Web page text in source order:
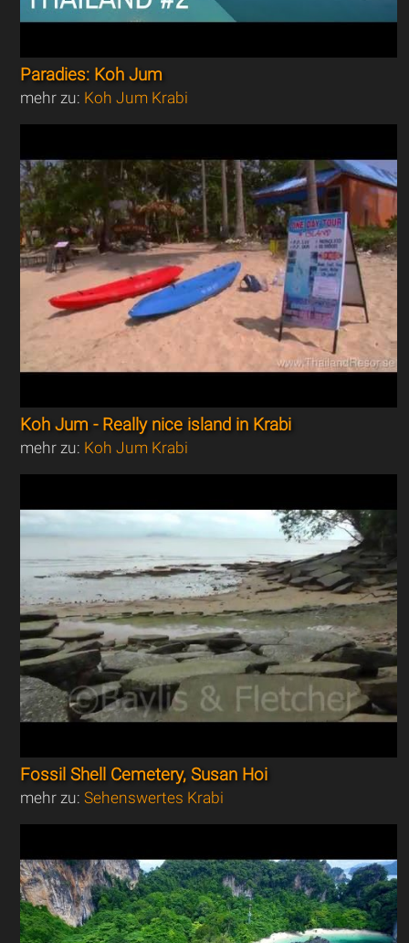
Paradies: Koh Jum
mehr zu: Koh Jum Krabi
Koh Jum - Really nice island in Krabi
mehr zu: Koh Jum Krabi
Fossil Shell Cemetery, Susan Hoi
mehr zu:Sehenswertes Krabi